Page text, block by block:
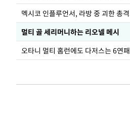
멀티 골 세리머니하는 리오넬 메시
오타니 멀티 홈런에도 다저스는 6연패